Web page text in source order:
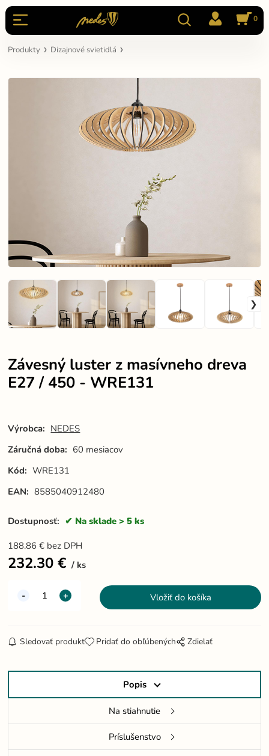
0
Produkty Dizajnové svietidlá
Závesný luster z masívneho dreva
E27 / 450 - WRE131
Výrobca: NEDES
Záručná doba: 60 mesiacov
Kód: WRE131
EAN: 8585040912480
Dostupnosť: Na sklade > 5 ks
188.86 € bez DPH
232.30 € ks
Sledovať produkt Pridať do obľúbených Zdielať
Popis
Na stiahnutie
Príslušenstvo